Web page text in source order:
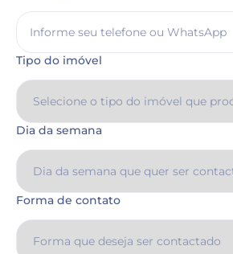
Tipo do imóvel
Dia da semana
Forma de contato